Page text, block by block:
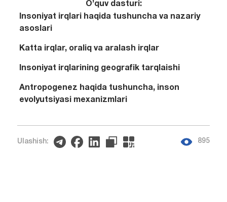
O’quv dasturi:
Insoniyat irqlari haqida tushuncha va nazariy
asoslari
Katta irqlar, oraliq va aralash irqlar
Insoniyat irqlarining geografik tarqlaishi
Antropogenez haqida tushuncha, inson
evolyutsiyasi mexanizmlari
Ulashish: 895